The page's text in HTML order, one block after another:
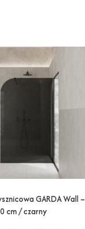
GARDA Wall –
cm / czarny